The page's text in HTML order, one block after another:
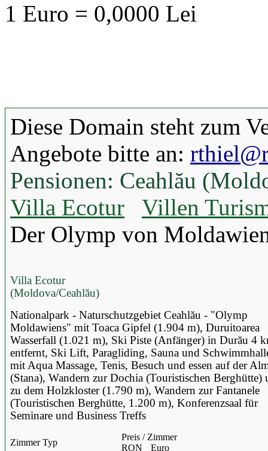
1 Euro = 0,0000 Lei
Diese Domain steht zum
Angebote bitte an:
Pensionen: Ceahlău
Villa Ecotur
Villen
Der Olymp von
Villa Ecotur
(Moldova/Ceahlău)
Nationalpark - Naturschutzgebiet Ceahlău - "Olymp
Moldawiens" mit Toaca Gipfel (1.904 m), Duruitoarea
Wasserfall (1.021 m), Ski Piste (Anfänger) in Durău 4
entfernt, Ski Lift, Paragliding, Sauna und
mit Aqua Massage, Tenis, Besuch und essen auf der
(Stana), Wandern zur Dochia (Touristischen Berghütte)
zu dem Holzkloster (1.790 m), Wandern zur Fantanele
(Touristischen Berghütte, 1.200 m), Konferenzsaal für
Seminare und Business Treffs
Zimmer Typ
Preis / Zimmer
RON
Euro